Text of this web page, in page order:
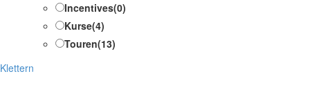
Incentives(0)
Kurse(4)
Touren(13)
Kategorien
Klettern